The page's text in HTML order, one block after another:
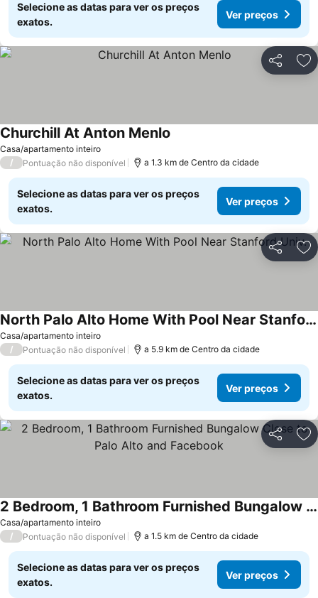
Selecione as datas para ver os preços
exatos.
Ver preços
Partilhar
Casa/apartamento inteiro
Churchill At Anton Menlo
/ Pontuação não disponível a 1.3 km de Centro da cidade
Selecione as datas para ver os preços
exatos.
Ver preços
Partilhar
Casa/apartamento inteiro
North Palo Alto Home With Pool Near Stanford Univ.
/ Pontuação não disponível a 5.9 km de Centro da cidade
Selecione as datas para ver os preços
exatos.
Ver preços
Partilhar
Casa/apartamento inteiro
2 Bedroom, 1 Bathroom Furnished Bungalow Close to Palo Alto and Facebook
/ Pontuação não disponível a 1.5 km de Centro da cidade
Selecione as datas para ver os preços
exatos.
Ver preços